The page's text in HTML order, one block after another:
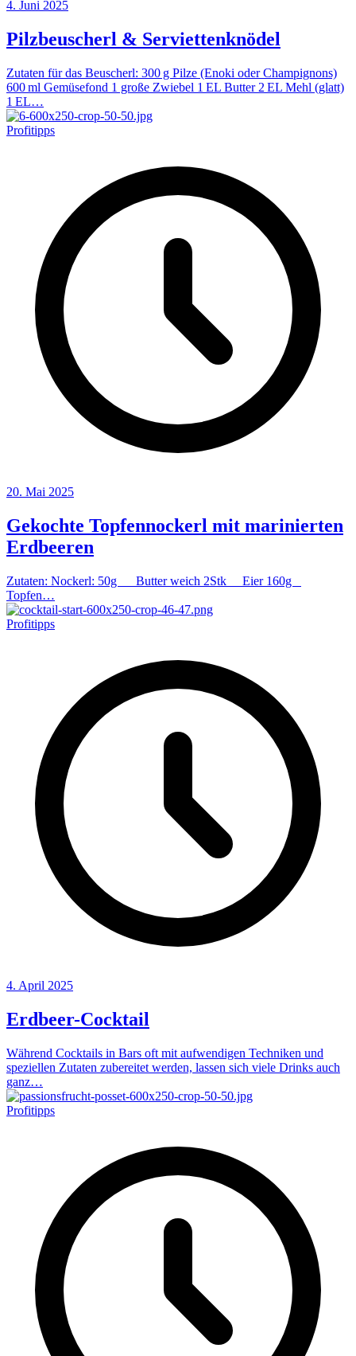
4. Juni 2025
Pilzbeuscherl & Serviettenknödel
Zutaten für das Beuscherl: 300 g Pilze (Enoki oder Champignons)
600 ml Gemüsefond 1 große Zwiebel 1 EL Butter 2 EL Mehl (glatt)
1 EL…
Profitipps
20. Mai 2025
Gekochte Topfennockerl mit marinierten
Erdbeeren
Zutaten: Nockerl: 50g Butter weich 2Stk Eier 160g
Topfen…
Profitipps
4. April 2025
Erdbeer-Cocktail
Während Cocktails in Bars oft mit aufwendigen Techniken und
speziellen Zutaten zubereitet werden, lassen sich viele Drinks auch
ganz…
Profitipps